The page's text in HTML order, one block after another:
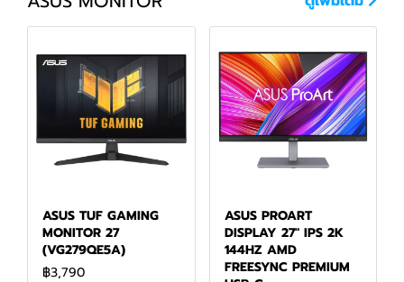
ASUS TUF GAMING
MONITOR 27
(VG279QE5A)
฿3,790
ASUS PROART
DISPLAY 27" IPS 2K
144HZ AMD
FREESYNC PREMIUM